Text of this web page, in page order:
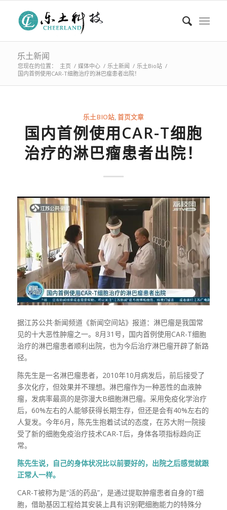
乐土新闻
您现在的位置： 主页 / 媒体中心 / 乐土新闻 / 乐土Bio站 /
国内首例使用CAR-T细胞治疗的淋巴瘤患者出院！
乐土BIO站,首页文章
国内首例使用CAR-T细胞
治疗的淋巴瘤患者出院！
据江苏公共·新闻频道《新闻空间站》报道：淋巴瘤是我国常
见的十大恶性肿瘤之一。8月31号，国内首例使用CAR-T细胞
治疗的淋巴瘤患者顺利出院，也为今后治疗淋巴瘤开辟了新路
径。
陈先生是一名淋巴瘤患者，2010年10月病发后，前后接受了
多次化疗，但效果并不理想。淋巴瘤作为一种恶性的血液肿
瘤，发病率最高的是弥漫大B细胞淋巴瘤。采用免疫化学治疗
后，60%左右的人能够获得长期生存，但还是会有40%左右的
人复发。今年6月，陈先生抱着试试的态度，在苏大附一院接
受了新的细胞免疫治疗技术CAR-T后，身体各项指标趋向正
常。
陈先生说，自己的身体状况比以前要好的，出院之后感觉就跟
正常人一样。
CAR-T被称为是“活的药品”，是通过提取肿瘤患者自身的T细
胞，借助基因工程给其安装上具有识别靶细胞能力的特殊分